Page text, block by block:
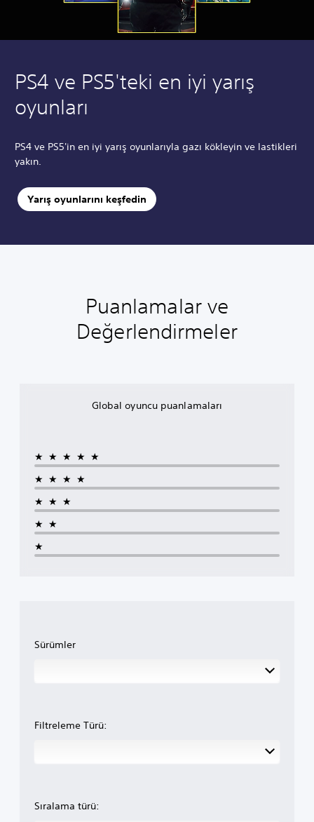
PS4 ve PS5'teki en iyi yarış
oyunları
PS4 ve PS5'in en iyi yarış oyunlarıyla gazı kökleyin ve lastikleri
yakın.
Yarış oyunlarını keşfedin
Puanlamalar ve
Değerlendirmeler
Global oyuncu puanlamaları
★★★★★
★★★★
★★★
★★
★
Sürümler
Filtreleme Türü:
Sıralama türü: